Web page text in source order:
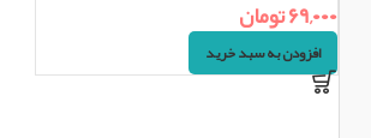
۶۹,۰۰۰تومان
افزودن به سبد خرید